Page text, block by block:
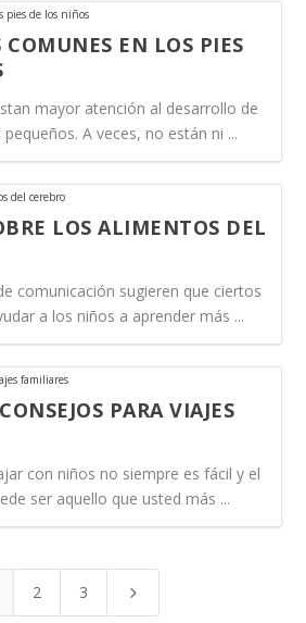
EN LOS PIES
mayor atención al desarrollo de
A veces, no están ni ...
LOS ALIMENTOS DEL
comunicación sugieren que ciertos
a los niños a aprender más ...
PARA VIAJES
con niños no siempre es fácil y el
ser aquello que usted más ...
2 3 5